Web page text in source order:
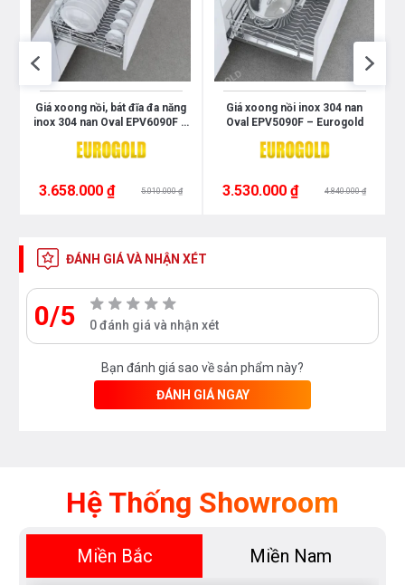
Giá xoong nồi, bát đĩa đa năng
inox 304 nan Oval EPV6090F –
3.658.000 ₫ 5.010.000 ₫
Giá xoong nồi inox 304 nan
Oval EPV5090F – Eurogold
3.530.000 ₫ 4.840.000 ₫
ĐÁNH GIÁ VÀ NHẬN XÉT
0/5 0 đánh giá và nhận xét
Bạn đánh giá sao về sản phẩm này?
ĐÁNH GIÁ NGAY
Hệ Thống Showroom
Miền Bắc Miền Nam